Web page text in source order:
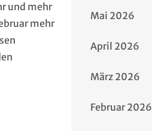
und mehr
mehr
Mai 2026
April 2026
März 2026
Februar 2026